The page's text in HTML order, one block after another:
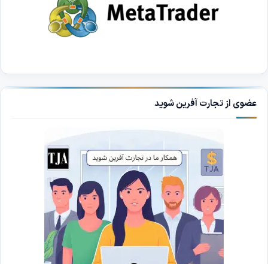
عضوی از تجارت آفرین شوید